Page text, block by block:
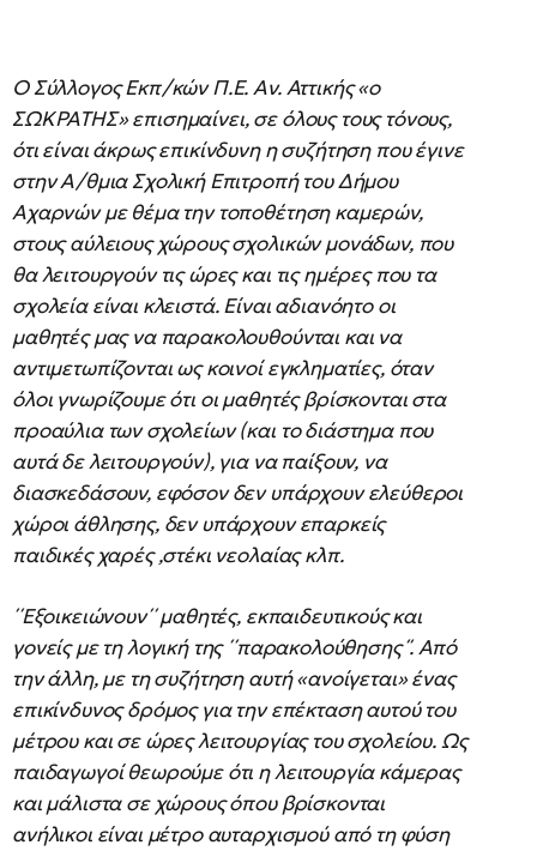
Ο Σύλλογος Εκπ/κών Π.Ε. Αν. Αττικής «ο
ΣΩΚΡΑΤΗΣ» επισημαίνει, σε όλους τους τόνους,
ότι είναι άκρως επικίνδυνη η συζήτηση που έγινε
στην Α/θμια Σχολική Επιτροπή του Δήμου
Αχαρνών με θέμα την τοποθέτηση καμερών,
στους αύλειους χώρους σχολικών μονάδων, που
θα λειτουργούν τις ώρες και τις ημέρες που τα
σχολεία είναι κλειστά. Είναι αδιανόητο οι
μαθητές μας να παρακολουθούνται και να
αντιμετωπίζονται ως κοινοί εγκληματίες, όταν
όλοι γνωρίζουμε ότι οι μαθητές βρίσκονται στα
προαύλια των σχολείων (και το διάστημα που
αυτά δε λειτουργούν), για να παίξουν, να
διασκεδάσουν, εφόσον δεν υπάρχουν ελεύθεροι
χώροι άθλησης, δεν υπάρχουν επαρκείς
παιδικές χαρές ,στέκι νεολαίας κλπ.
΄΄Εξοικειώνουν΄΄ μαθητές, εκπαιδευτικούς και
γονείς με τη λογική της ΄΄παρακολούθησης΄΄. Από
την άλλη, με τη συζήτηση αυτή «ανοίγεται» ένας
επικίνδυνος δρόμος για την επέκταση αυτού του
μέτρου και σε ώρες λειτουργίας του σχολείου. Ως
παιδαγωγοί θεωρούμε ότι η λειτουργία κάμερας
και μάλιστα σε χώρους όπου βρίσκονται
ανήλικοι είναι μέτρο αυταρχισμού από τη φύση